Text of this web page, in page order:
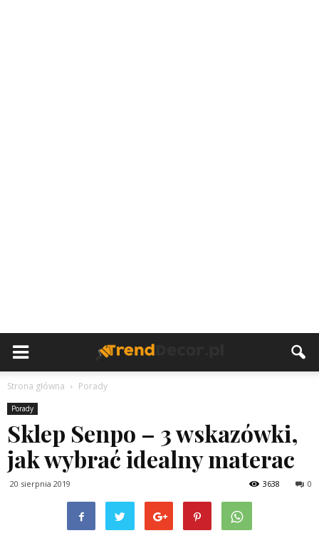
Strona główna Porady
Porady
Sklep Senpo – 3 wskazówki,
jak wybrać idealny materac
20 sierpnia 2019 0
3638